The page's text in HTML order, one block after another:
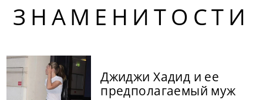
ЗНАМЕНИТОСТИ
Джиджи Хадид и ее
предполагаемый муж